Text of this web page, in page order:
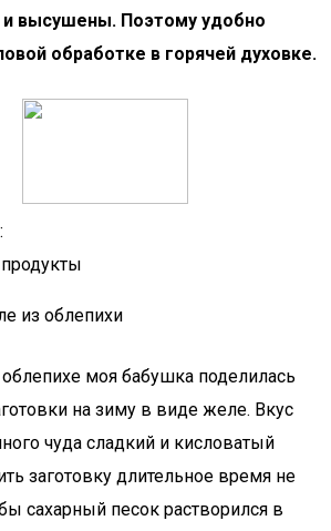
высушены. Поэтому удобно
обработке в горячей духовке.
из облепихи
моя бабушка поделилась
на зиму в виде желе. Вкус
чуда сладкий и кисловатый
заготовку длительное время не
сахарный песок растворился в